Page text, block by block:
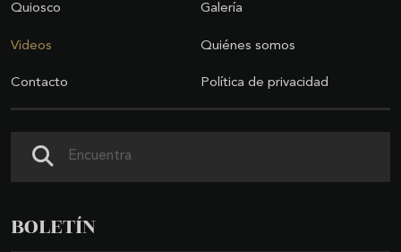
Quiosco Galería
Videos Quiénes somos
Contacto Política de privacidad
BOLETÍN